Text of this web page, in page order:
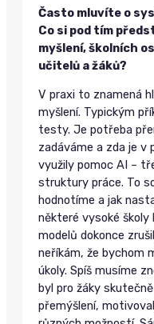
Často mluvíte o
Co si pod tím
myšlení, školních
učitelů a žáků?
V praxi to znamená
myšlení. Typickým
testy. Je potřeba
zadáváme a zda je v
využily pomoc AI –
struktury práce. To
hodnotíme a jak
některé vysoké
modelů dokonce
neříkám, že bychom
úkoly. Spíš musíme
byl pro žáky
přemýšlení,